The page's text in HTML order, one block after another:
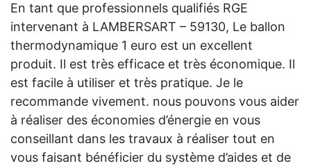
En tant que professionnels qualifiés RGE
intervenant à LAMBERSART – 59130, Le ballon
thermodynamique 1 euro est un excellent
produit. Il est très efficace et très économique. Il
est facile à utiliser et très pratique. Je le
recommande vivement. nous pouvons vous aider
à réaliser des économies d’énergie en vous
conseillant dans les travaux à réaliser tout en
vous faisant bénéficier du système d’aides et de